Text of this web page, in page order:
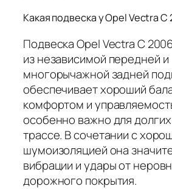
Какая подвеска у Opel Vectra C
Подвеска Opel Vectra C
из независимой передней и
многорычажной задней
обеспечивает хороший
комфортом и
особенно важно для
трассе. В сочетании с
шумоизоляцией она
вибрации и удары от
дорожного покрытия.